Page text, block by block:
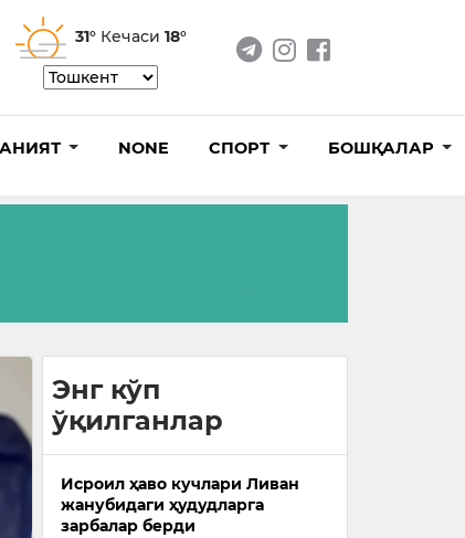
31° Кечаси 18°
NONE СПОРТ БОШҚАЛАР
Энг кўп
ўқилганлар
Исроил ҳаво кучлари Ливан
жанубидаги ҳудудларга
зарбалар берди